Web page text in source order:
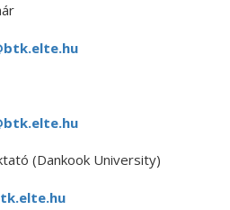
(Dankook University)